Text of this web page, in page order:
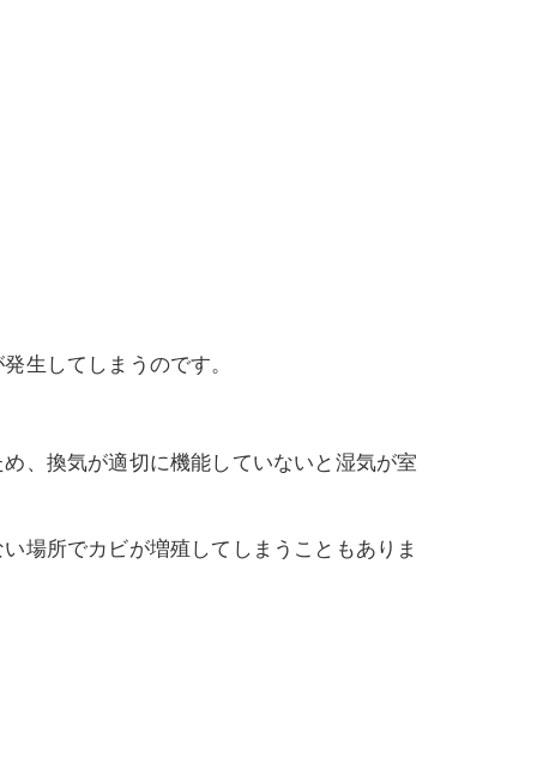
生してしまうのです。
、換気が適切に機能していないと湿気が室
場所でカビが増殖してしまうこともありま